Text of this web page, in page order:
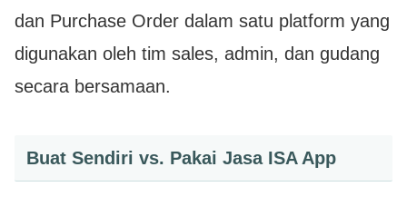
dan Purchase Order dalam satu platform yang
digunakan oleh tim sales, admin, dan gudang
secara bersamaan.
Buat Sendiri vs. Pakai Jasa ISA App